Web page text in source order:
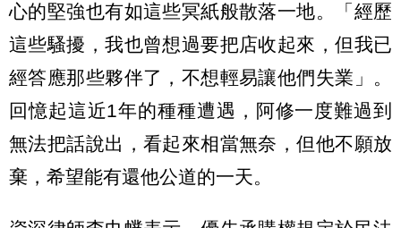
心的堅強也有如這些冥紙般散落一地。「經歷
這些騷擾，我也曾想過要把店收起來，但我已
經答應那些夥伴了，不想輕易讓他們失業」。
回憶起這近1年的種種遭遇，阿修一度難過到
無法把話說出，看起來相當無奈，但他不願放
棄，希望能有還他公道的一天。